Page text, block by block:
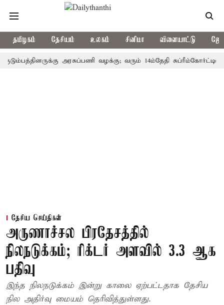
தமிழகம் தேசியம் உலகம் சினிமா விளையாட்டு
அரசுப்பணி வழக்கு; வரும் 14ம்தேதி சுப்ரீம்கோர்ட்டில்
தேசிய செய்திகள்
அருணாச்சல பிரதேசத்தில்
நிலநடுக்கம்; ரிக்டர் அளவில் 3.3 ஆக
பதிவு
இந்த நிலநடுக்கம் இன்று காலை ஏற்பட்டதாக தேசிய
நில அதிர்வு மையம் தெரிவித்துள்ளது.